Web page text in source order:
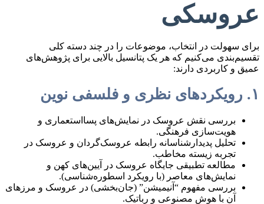
عروسکی
برای سهولت در انتخاب، موضوعات را در چند دسته کلی
تقسیم‌بندی می‌کنیم که هر یک پتانسیل بالایی برای پژوهش‌های
عمیق و کاربردی دارند:
۱. رویکردهای نظری و فلسفی نوین
بررسی نقش عروسک در نمایش‌های پسااستعماری و
هویت‌سازی فرهنگی.
تحلیل پدیدارشناسانه رابطه عروسک‌گردان و عروسک در
تجربه زیسته مخاطب.
مطالعه تطبیقی جایگاه عروسک در آیین‌های کهن و
نمایش‌های معاصر (با رویکرد اسطوره‌شناسی).
بررسی مفهوم “آنیمیشن” (جان‌بخشی) در عروسک و مرزهای
آن با هوش مصنوعی و رباتیک.